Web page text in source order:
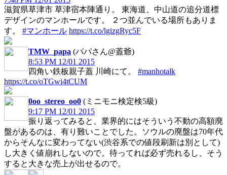
滋賀県草津市 草津宿本陣通り。 東海道、中山道の追分道標
デザインのマンホールです。 ２つ並んでいる場所もありま
す。 #マンホール https://t.co/lgizgRyc5F
TMW_papa (パパさん@蓋爺)
8:53 PM 12/01 2015
四角い鉄板親子蓋 川崎にて。 #manhotalk
https://t.co/oTGwi4tCUM
0oo_stereo_oo0 (ミニモニ検定検5級)
9:17 PM 12/01 2015
振り返ってみると、業界的にはそういう不動の高額廃
盤があるのは、有り難いことでした。ソウルの廃盤は70年代
からそんなに変わってない(渋谷系での値段刷新は別として)
し大きく値崩れしないので。待ってれば必ず売れるし、そう
すると大きな売上が出せるので。